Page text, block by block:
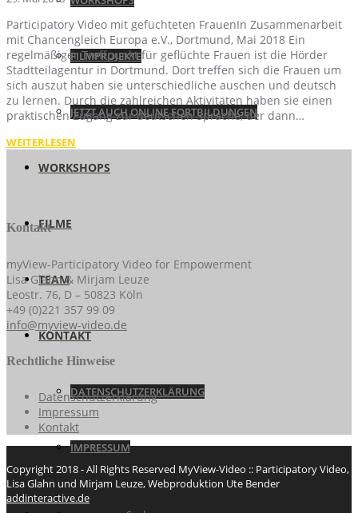
FILMPROJEKTE
JETZT AUCH ONLINE FORTBILDUNGEN
WORKSHOPS
FILME
TEAM
KONTAKT
DATENSCHUTZERKLÄRUNG
IMPRESSUM
Participatory Video mit gefüchteten FrauenIn Zusammenarbeit
mit Chancengleich Europa e.V., Dortmund, Mai 2018 Ein
regelmäßiger Treffpunkt für geflüchte Frauen ist die Hörder
Stadtteilagentur in Dortmund. Dort treffen sich die Frauen um
sich auszut haben sie unterschiedliche auschen und deutsch
zu lernen. Durch die zahlreichen Aktivitäten haben sie einen
praktischen Zugang zur deutschen Sprache, der dann…
WEITERLESEN
Kontakt
myView-Participatory Video for Empowerment
Lisa Glahn & Mirjam Leuze
Leostr. 76, D – 50823 Köln
+49 (0)221 357 99 09
info@myview-video.de
Rechtliche Hinweise
Datenschutzerklärung
Impressum
Kontakt
Copyright 2018 - All Rights Reserved MyView-Video :: Participatory Video,
Lisa Glahn und Mirjam Leuze, Webproduktion Ute Bender
addinteractive.de